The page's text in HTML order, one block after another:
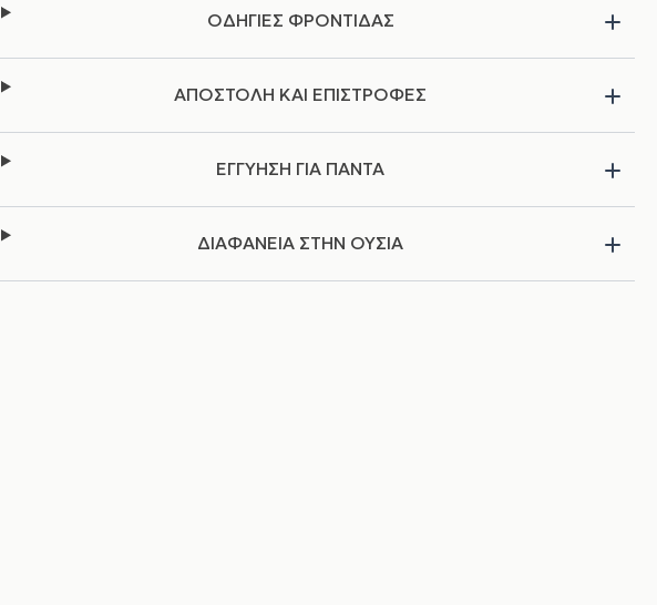
ΟΔΗΓΙΕΣ ΦΡΟΝΤΙΔΑΣ
ΑΠΟΣΤΟΛΗ ΚΑΙ ΕΠΙΣΤΡΟΦΕΣ
ΕΓΓΥΗΣΗ ΓΙΑ ΠΑΝΤΑ
ΔΙΑΦΑΝΕΙΑ ΣΤΗΝ ΟΥΣΙΑ